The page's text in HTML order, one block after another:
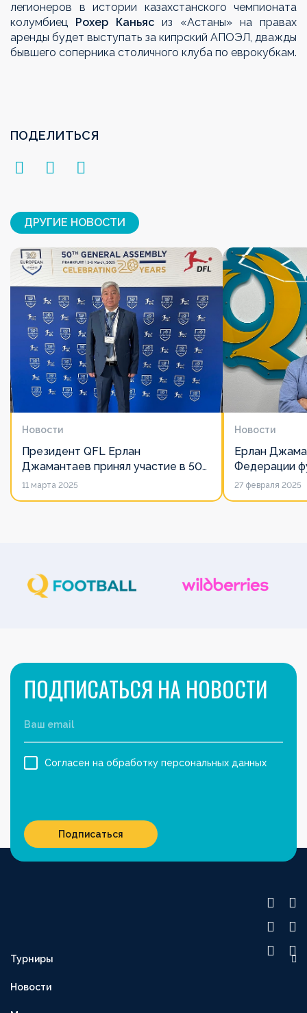
легионеров в истории казахстанского чемпионата
колумбиец Рохер Каньяс из «Астаны» на правах
аренды будет выступать за кипрский АПОЭЛ, дважды
бывшего соперника столичного клуба по еврокубкам.
ПОДЕЛИТЬСЯ
ДРУГИЕ НОВОСТИ
Новости
Президент QFL Ерлан
Джамантаев принял участие в 50-
м Общем собрании Европейских
11 марта 2025
Новости
Ерлан
Федерации
дорожит
27 февраля 2025
Турниры
Новости
ПОДПИСАТЬСЯ НА НОВОСТИ
Согласен на обработку персональных данных
Подписаться